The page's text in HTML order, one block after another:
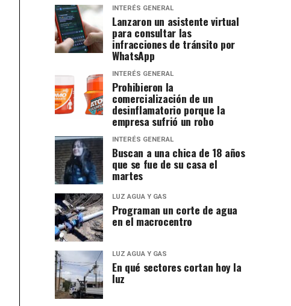
INTERÉS GENERAL
Lanzaron un asistente virtual
para consultar las
infracciones de tránsito por
WhatsApp
INTERÉS GENERAL
Prohibieron la
comercialización de un
desinflamatorio porque la
empresa sufrió un robo
INTERÉS GENERAL
Buscan a una chica de 18 años
que se fue de su casa el
martes
LUZ AGUA Y GAS
Programan un corte de agua
en el macrocentro
LUZ AGUA Y GAS
En qué sectores cortan hoy la
luz